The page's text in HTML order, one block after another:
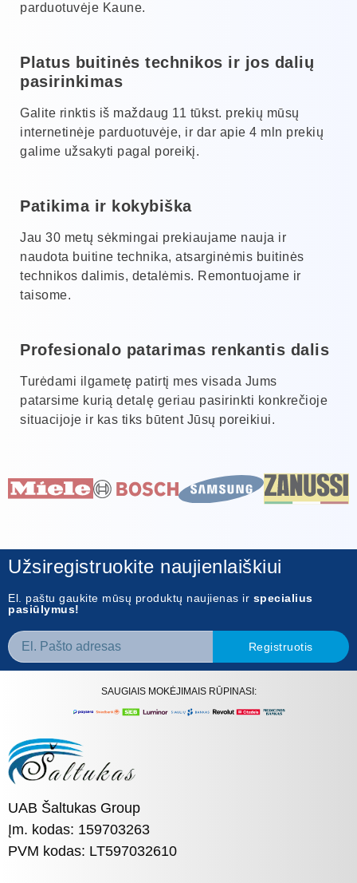
parduotuvėje Kaune.
Platus buitinės technikos ir jos dalių
pasirinkimas
Galite rinktis iš maždaug 11 tūkst. prekių mūsų
internetinėje parduotuvėje, ir dar apie 4 mln prekių
galime užsakyti pagal poreikį.
Patikima ir kokybiška
Jau 30 metų sėkmingai prekiaujame nauja ir
naudota buitine technika, atsarginėmis buitinės
technikos dalimis, detalėmis. Remontuojame ir
taisome.
Profesionalo patarimas renkantis dalis
Turėdami ilgametę patirtį mes visada Jums
patarsime kurią detalę geriau pasirinkti konkrečioje
situacijoje ir kas tiks būtent Jūsų poreikiui.
Užsiregistruokite naujienlaiškiui
El. paštu gaukite mūsų produktų naujienas ir specialius
pasiūlymus!
Registruotis
SAUGIAIS MOKĖJIMAIS RŪPINASI:
UAB Šaltukas Group
Įm. kodas: 159703263
PVM kodas: LT597032610